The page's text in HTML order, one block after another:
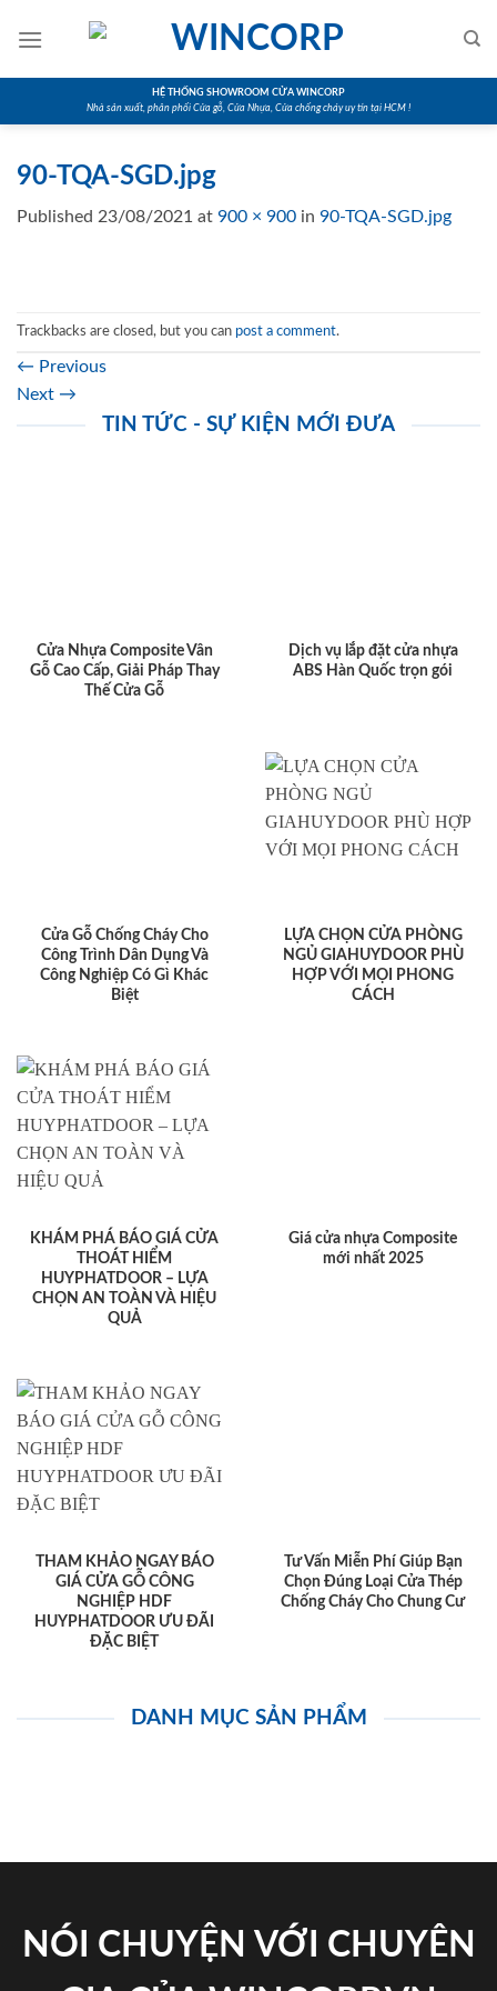
HỆ THỐNG SHOWROOM CỬA WINCORP
Nhà sản xuất, phân phối Cửa gỗ, Cửa Nhựa, Cửa chống cháy uy tín tại HCM !
90-TQA-SGD.jpg
Published 23/08/2021 at 900 × 900 in 90-TQA-SGD.jpg
Trackbacks are closed, but you can post a comment.
← Previous
Next →
TIN TỨC - SỰ KIỆN MỚI ĐƯA
Cửa Nhựa Composite Vân
Gỗ Cao Cấp, Giải Pháp Thay
Thế Cửa Gỗ
Dịch vụ lắp đặt cửa nhựa
ABS Hàn Quốc trọn gói
Cửa Gỗ Chống Cháy Cho
Công Trình Dân Dụng Và
Công Nghiệp Có Gì Khác
Biệt
LỰA CHỌN CỬA PHÒNG
NGỦ GIAHUYDOOR PHÙ
HỢP VỚI MỌI PHONG
CÁCH
KHÁM PHÁ BÁO GIÁ CỬA
THOÁT HIỂM
HUYPHATDOOR – LỰA
CHỌN AN TOÀN VÀ HIỆU
QUẢ
Giá cửa nhựa Composite
mới nhất 2025
THAM KHẢO NGAY BÁO
GIÁ CỬA GỖ CÔNG
NGHIỆP HDF
HUYPHATDOOR ƯU ĐÃI
ĐẶC BIỆT
Tư Vấn Miễn Phí Giúp Bạn
Chọn Đúng Loại Cửa Thép
Chống Cháy Cho Chung Cư
DANH MỤC SẢN PHẨM
NÓI CHUYỆN VỚI CHUYÊN